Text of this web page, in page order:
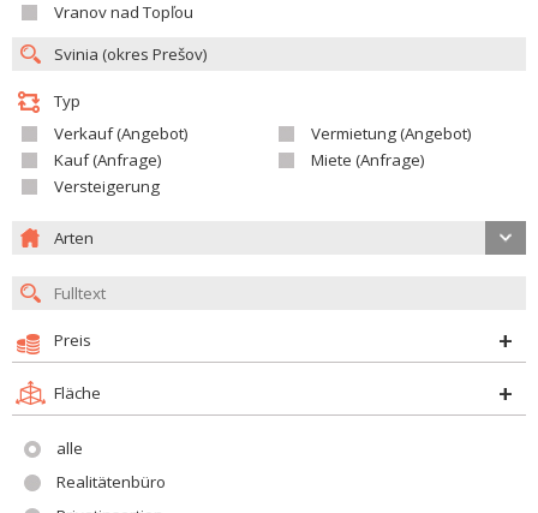
Vranov nad Topľou
Typ
Verkauf (Angebot)
Vermietung (Angebot)
Kauf (Anfrage)
Miete (Anfrage)
Versteigerung
Arten
Preis
Fläche
alle
Realitätenbüro